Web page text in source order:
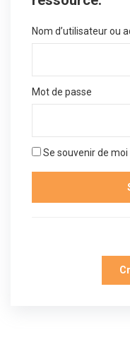
Nom d’utilisateur ou
Mot de passe
Se souvenir de moi